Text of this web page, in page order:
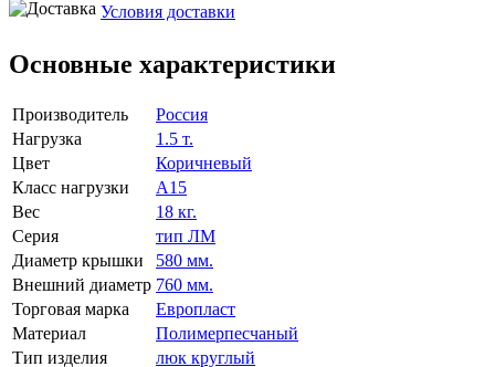
Условия доставки
Основные характеристики
Производитель
Россия
Нагрузка
1.5 т.
Цвет
Коричневый
Класс нагрузки
А15
Вес
18 кг.
Серия
тип ЛМ
Диаметр крышки
580 мм.
Внешний диаметр 760 мм.
Торговая марка
Европласт
Материал
Полимерпесчаный
Тип изделия
люк круглый